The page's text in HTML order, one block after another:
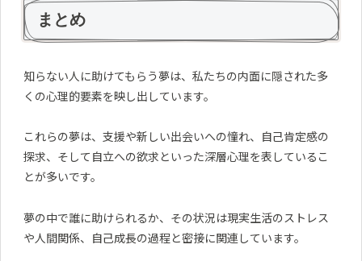
まとめ
知らない人に助けてもらう夢は、私たちの内面に隠された多
くの心理的要素を映し出しています。
これらの夢は、支援や新しい出会いへの憧れ、自己肯定感の
探求、そして自立への欲求といった深層心理を表しているこ
とが多いです。
夢の中で誰に助けられるか、その状況は現実生活のストレス
や人間関係、自己成長の過程と密接に関連しています。